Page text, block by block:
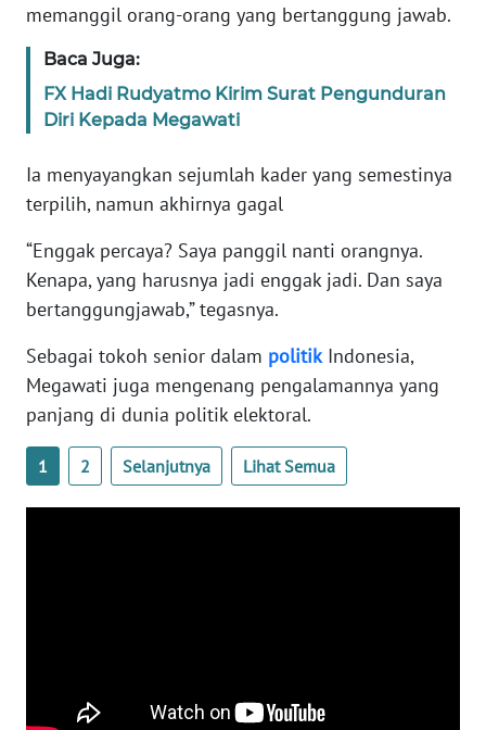
memanggil orang-orang yang bertanggung jawab.
Baca Juga:
FX Hadi Rudyatmo Kirim Surat Pengunduran
Diri Kepada Megawati
Ia menyayangkan sejumlah kader yang semestinya
terpilih, namun akhirnya gagal
“Enggak percaya? Saya panggil nanti orangnya.
Kenapa, yang harusnya jadi enggak jadi. Dan saya
bertanggungjawab,” tegasnya.
Sebagai tokoh senior dalam politikIndonesia,
Megawati juga mengenang pengalamannya yang
panjang di dunia politik elektoral.
1 2 Selanjutnya Lihat Semua
Wahana
Regional
WN
WN
JAKARTA
WN
JABAR
WN
BANTEN
NTT
BARAT